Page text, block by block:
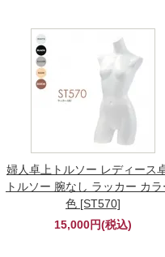
婦人卓上トルソー レディース
トルソー 腕なし ラッカー カ
色 [ST570]
15,000円(税込)